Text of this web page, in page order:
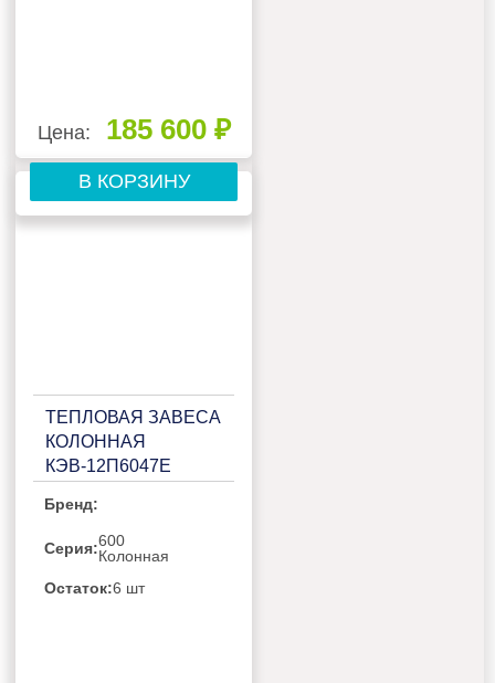
Цена: 185 600 ₽
В КОРЗИНУ
ТЕПЛОВАЯ ЗАВЕСА
КОЛОННАЯ
КЭВ-12П6047Е
Бренд:
Серия:600
Колонная
Остаток:6 шт